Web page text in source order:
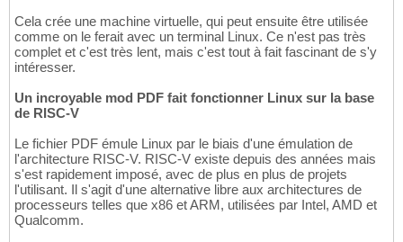
Cela crée une machine virtuelle, qui peut ensuite être utilisée
comme on le ferait avec un terminal Linux. Ce n'est pas très
complet et c'est très lent, mais c'est tout à fait fascinant de s'y
intéresser.
Un incroyable mod PDF fait fonctionner Linux sur la base
de RISC-V
Le fichier PDF émule Linux par le biais d'une émulation de
l'architecture RISC-V. RISC-V existe depuis des années mais
s'est rapidement imposé, avec de plus en plus de projets
l'utilisant. Il s'agit d'une alternative libre aux architectures de
processeurs telles que x86 et ARM, utilisées par Intel, AMD et
Qualcomm.